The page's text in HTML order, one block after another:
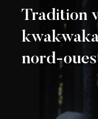
Tradition
nord-